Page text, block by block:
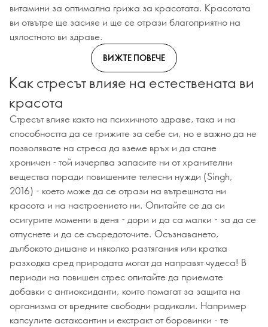
витамини за оптимална грижа за красотата. Красотата
ви отвътре ще засияе и ще се отрази благоприятно на
цялостното ви здраве.
ВИЖТЕ ПОВЕЧЕ
Как стресът влияе на естествената ви
красота
Стресът влияе както на психичното здраве, така и на
способността да се грижите за себе си, но е важно да не
позволявате на стреса да вземе връх и да стане
хроничен - той изчерпва запасите ни от хранителни
вещества поради повишените телесни нужди (Singh,
2016) - което може да се отрази на вътрешната ни
красота и на настроението ни. Опитайте се да си
осигурите моменти в деня - дори и да са малки - за да се
отпуснете и да се съсредоточите. Осъзнаването,
дълбокото дишане и няколко разтягания или кратка
разходка сред природата могат да направят чудеса! В
периоди на повишен стрес опитайте да приемате
добавки с антиоксиданти, които помагат за защита на
организма от вредните свободни радикали. Например
капсулите астаксантин и екстракт от боровинки - те